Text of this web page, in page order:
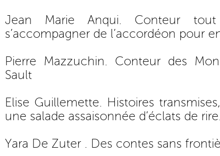
Jean Marie Anqui. Conteur
s’accompagner de l’accordéon pour
Pierre Mazzuchin. Conteur des
Sault
Elise Guillemette. Histoires
une salade assaisonnée d’éclats de
Yara De Zuter . Des contes sans